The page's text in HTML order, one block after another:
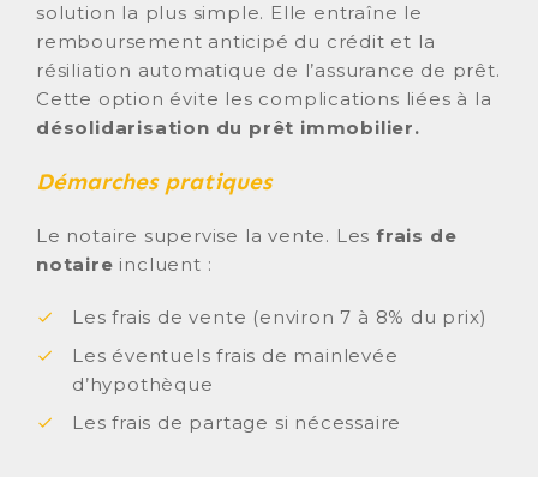
solution la plus simple. Elle entraîne le
remboursement anticipé du crédit et la
résiliation automatique de l’assurance de prêt.
Cette option évite les complications liées à la
désolidarisation du prêt immobilier.
Démarches pratiques
Le notaire supervise la vente. Les frais de
notaire incluent :
Les frais de vente (environ 7 à 8% du prix)
Les éventuels frais de mainlevée
d’hypothèque
Les frais de partage si nécessaire